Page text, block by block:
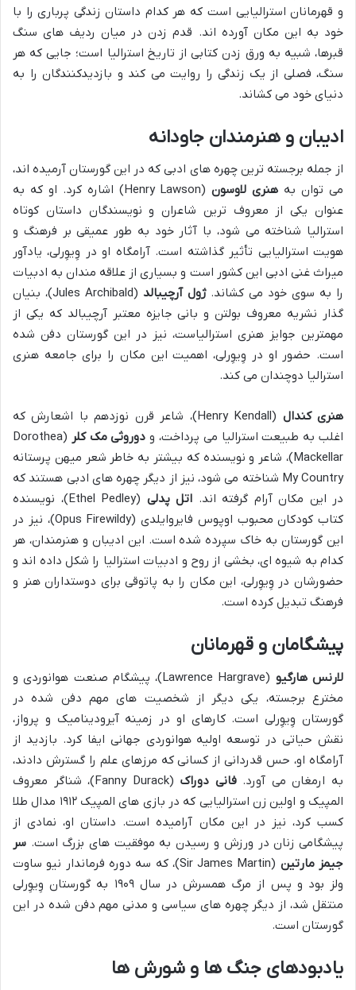
و قهرمانان استرالیایی است که هر کدام داستان زندگی پرباری را با
خود به این مکان آورده اند. قدم زدن در میان ردیف های سنگ
قبرها، شبیه به ورق زدن کتابی از تاریخ استرالیا است؛ جایی که هر
سنگ، فصلی از یک زندگی را روایت می کند و بازدیدکنندگان را به
دنیای خود می کشاند.
ادیبان و هنرمندان جاودانه
از جمله برجسته ترین چهره های ادبی که در این گورستان آرمیده اند،
می توان به هنری لاوسون
(Henry Lawson) اشاره کرد. او که به
عنوان یکی از معروف ترین شاعران و نویسندگان داستان کوتاه
استرالیا شناخته می شود، با آثار خود به طور عمیقی بر فرهنگ و
هویت استرالیایی تأثیر گذاشته است. آرامگاه او در وِیوِرلی، یادآور
میراث غنی ادبی این کشور است و بسیاری از علاقه مندان به ادبیات
را به سوی خود می کشاند.ژول آرچیبالد
(Jules Archibald)، بنیان
گذار نشریه معروف بولتن و بانی جایزه معتبر آرچیبالد که یکی از
مهمترین جوایز هنری استرالیاست، نیز در این گورستان دفن شده
است. حضور او در وِیوِرلی، اهمیت این مکان را برای جامعه هنری
استرالیا دوچندان می کند.
هنری کندال
(Henry Kendall)، شاعر قرن نوزدهم با اشعارش که
اغلب به طبیعت استرالیا می پرداخت، و دوروثی مک کلر
(Dorothea
Mackellar)، شاعر و نویسنده که بیشتر به خاطر شعر میهن پرستانه
My Country شناخته می شود، نیز از دیگر چهره های ادبی هستند که
در این مکان آرام گرفته اند. اتل پدلی
(Ethel Pedley)، نویسنده
کتاب کودکان محبوب اوپوس فایروایلدی (Opus Firewildy)، نیز در
این گورستان به خاک سپرده شده است. این ادیبان و هنرمندان، هر
کدام به شیوه ای، بخشی از روح و ادبیات استرالیا را شکل داده اند و
حضورشان در وِیوِرلی، این مکان را به پاتوقی برای دوستداران هنر و
فرهنگ تبدیل کرده است.
پیشگامان و قهرمانان
لارنس هارگیو
(Lawrence Hargrave)، پیشگام صنعت هوانوردی و
مخترع برجسته، یکی دیگر از شخصیت های مهم دفن شده در
گورستان وِیوِرلی است. کارهای او در زمینه آیرودینامیک و پرواز،
نقش حیاتی در توسعه اولیه هوانوردی جهانی ایفا کرد. بازدید از
آرامگاه او، حس قدردانی از کسانی که مرزهای علم را گسترش دادند،
به ارمغان می آورد.فانی دوراک
(Fanny Durack)، شناگر معروف
المپیک و اولین زن استرالیایی که در بازی های المپیک ۱۹۱۲ مدال طلا
کسب کرد، نیز در این مکان آرامیده است. داستان او، نمادی از
پیشگامی زنان در ورزش و رسیدن به موفقیت های بزرگ است. سر
جیمز مارتین
(Sir James Martin)، که سه دوره فرماندار نیو ساوت
ولز بود و پس از مرگ همسرش در سال ۱۹۰۹ به گورستان وِیوِرلی
منتقل شد، از دیگر چهره های سیاسی و مدنی مهم دفن شده در این
گورستان است.
یادبودهای جنگ ها و شورش ها